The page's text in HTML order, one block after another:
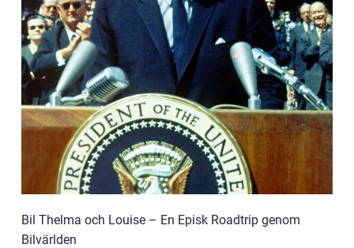
Bil Thelma och Louise – En Episk Roadtrip genom
Bilvärlden